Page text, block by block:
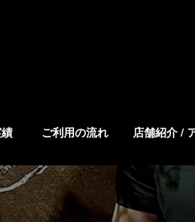
ご利用の流れ 店舗紹介 /